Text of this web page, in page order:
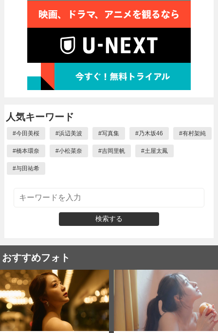
人気キーワード
#今田美桜 #浜辺美波 #写真集 #乃木坂46 #有村架純
#橋本環奈 #小松菜奈 #吉岡里帆 #土屋太鳳
#与田祐希
検索する
おすすめフォト